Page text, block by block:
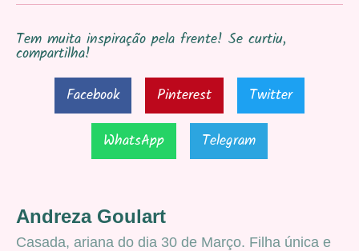
Tem muita inspiração pela frente! Se curtiu,
compartilha!
Facebook
Pinterest
Twitter
WhatsApp
Telegram
Andreza Goulart
Casada, ariana do dia 30 de Março. Filha única e